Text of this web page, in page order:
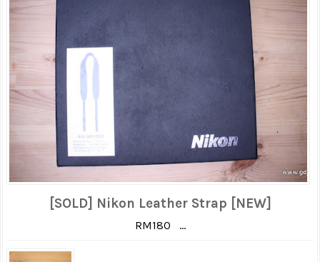
[SOLD] Nikon Leather Strap [NEW]
RM180 ...